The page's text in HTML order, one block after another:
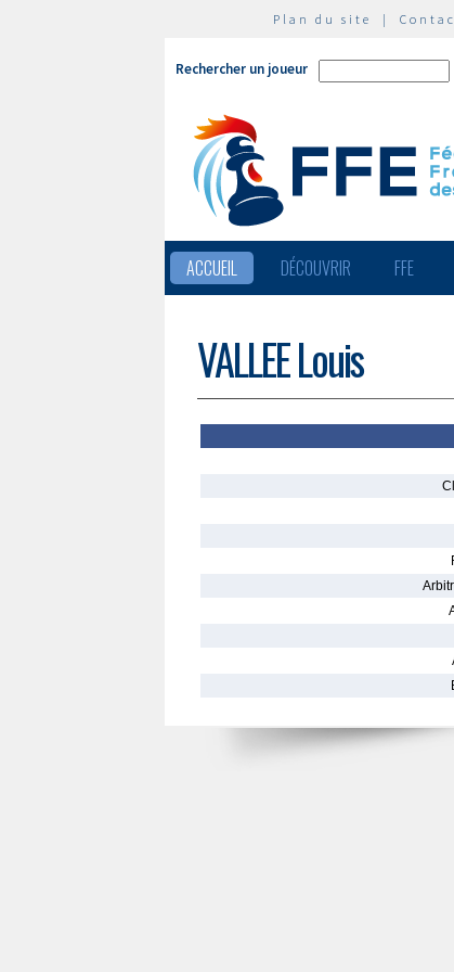
Plan du site |
Rechercher un joueur
ACCUEIL DÉCOUVRIR FFE
VALLEE Louis